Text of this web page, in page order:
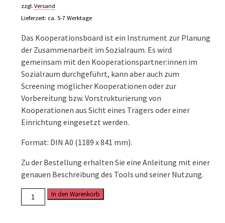
zzgl. Versand
Lieferzeit: ca. 5-7 Werktage
Das Kooperationsboard ist ein Instrument zur Planung
der Zusammenarbeit im Sozialraum. Es wird
gemeinsam mit den Kooperationspartner:innen im
Sozialraum durchgeführt, kann aber auch zum
Screening möglicher Kooperationen oder zur
Vorbereitung bzw. Vorstrukturierung von
Kooperationen aus Sicht eines Trägers oder einer
Einrichtung eingesetzt werden.
Format: DIN A0 (1189 x 841 mm).
Zu der Bestellung erhalten Sie eine Anleitung mit einer
genauen Beschreibung des Tools und seiner Nutzung.
Kooperationsboard
Menge
In den Warenkorb